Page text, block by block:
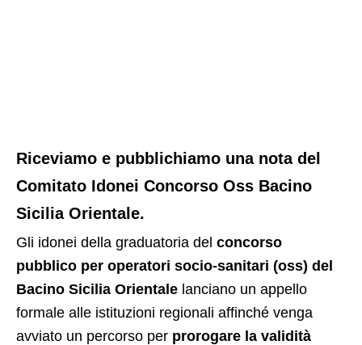
Riceviamo e pubblichiamo una nota del
Comitato Idonei Concorso Oss Bacino
Sicilia Orientale.
Gli idonei della graduatoria del concorso
pubblico per operatori socio-sanitari (oss) del
Bacino Sicilia Orientale lanciano un appello
formale alle istituzioni regionali affinché venga
avviato un percorso per prorogare la validità